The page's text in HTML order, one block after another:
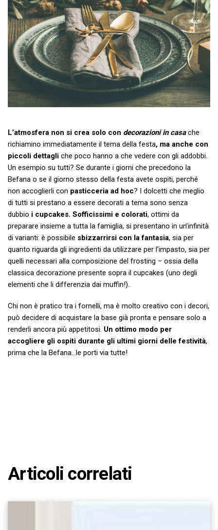
L’atmosfera non si crea solo con decorazioni in casache
richiamino immediatamente il tema della festa, ma anche con
piccoli dettagli che poco hanno a che vedere con gli addobbi.
Un esempio su tutti? Se durante i giorni che precedono la
Befana o se il giorno stesso della festa avete ospiti, perché
non accoglierli con pasticceria ad hoc? I dolcetti che meglio
di tutti si prestano a essere decorati a tema sono senza
dubbio i cupcakes. Sofficissimi e colorati, ottimi da
preparare insieme a tutta la famiglia, si presentano in un’infinità
di varianti: è possibile sbizzarrirsi con la fantasia, sia per
quanto riguarda gli ingredienti da utilizzare per l’impasto, sia per
quelli necessari alla composizione del frosting – ossia della
classica decorazione presente sopra il cupcakes (uno degli
elementi che li differenzia dai muffin!).
Chi non è pratico tra i fornelli, ma è molto creativo con i decori,
può decidere di acquistare la base già pronta e pensare solo a
renderli ancora più appetitosi. Un ottimo modo per
accogliere gli ospiti durante gli ultimi giorni delle festività,
prima che la Befana…le porti via tutte!
Articoli correlati